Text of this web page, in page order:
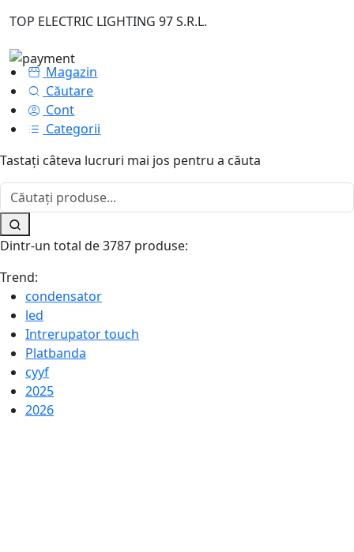
TOP ELECTRIC LIGHTING 97 S.R.L.
Magazin
Căutare
Cont
Categorii
Tastați câteva lucruri mai jos pentru a căuta
Dintr-un total de 3787 produse:
Trend:
condensator
led
Intrerupator touch
Platbanda
cyyf
2025
2026